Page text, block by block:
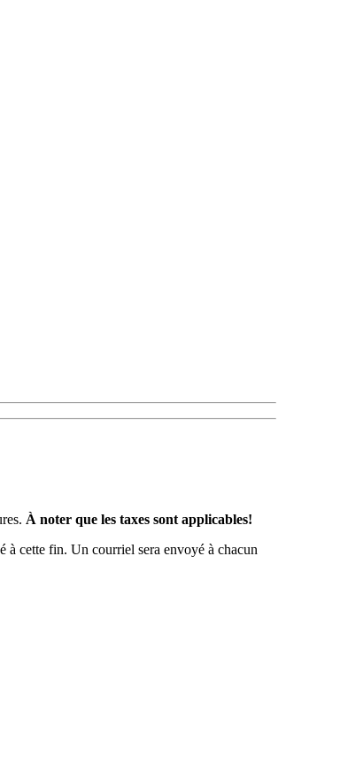
À noter que les taxes sont applicables!
à cette fin. Un courriel sera envoyé à chacun